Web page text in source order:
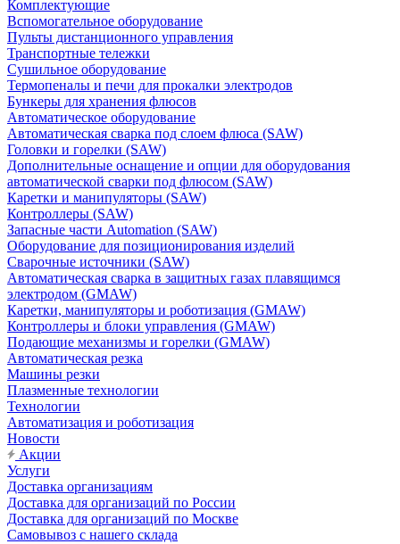
Комплектующие
Вспомогательное оборудование
Пульты дистанционного управления
Транспортные тележки
Сушильное оборудование
Термопеналы и печи для прокалки электродов
Бункеры для хранения флюсов
Автоматическое оборудование
Автоматическая сварка под слоем флюса (SAW)
Головки и горелки (SAW)
Дополнительные оснащение и опции для оборудования
автоматической сварки под флюсом (SAW)
Каретки и манипуляторы (SAW)
Контроллеры (SAW)
Запасные части Automation (SAW)
Оборудование для позиционирования изделий
Сварочные источники (SAW)
Автоматическая сварка в защитных газах плавящимся
электродом (GMAW)
Каретки, манипуляторы и роботизация (GMAW)
Контроллеры и блоки управления (GMAW)
Подающие механизмы и горелки (GMAW)
Автоматическая резка
Машины резки
Плазменные технологии
Технологии
Автоматизация и роботизация
Новости
Акции
Услуги
Доставка организациям
Доставка для организаций по России
Доставка для организаций по Москве
Самовывоз с нашего склада